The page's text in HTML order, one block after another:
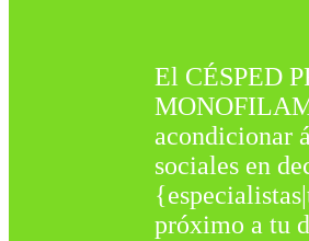
El CÉSPED
acondicionar
sociales en
próximo a tu